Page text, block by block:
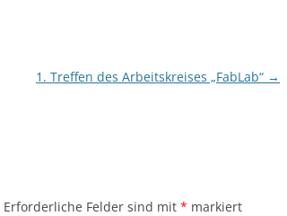
1. Treffen des Arbeitskreises „FabLab“ →
Erforderliche Felder sind mit * markiert